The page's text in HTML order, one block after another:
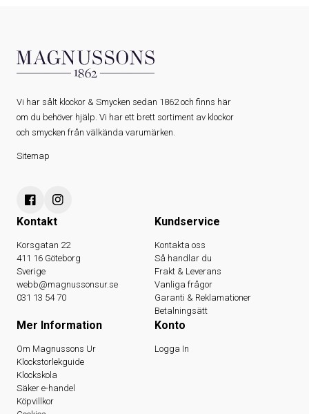
Vi har sålt klockor & Smycken sedan 1862 och finns här
om du behöver hjälp. Vi har ett brett sortiment av klockor
och smycken från välkända varumärken.
Sitemap
Kontakt
Korsgatan 22
411 16 Göteborg
Sverige
webb@magnussonsur.se
031 13 54 70
Kundservice
Kontakta oss
Så handlar du
Frakt & Leverans
Vanliga frågor
Garanti & Reklamationer
Betalningsätt
Mer Information
Om Magnussons Ur
Klockstorlekguide
Klockskola
Säker e-handel
Köpvillkor
Konto
Logga In